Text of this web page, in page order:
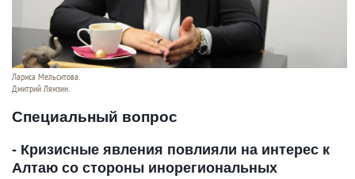
Лариса Мельситова.
Дмитрий Лямзин.
Специальный вопрос
- Кризисные явления повлияли на интерес к
Алтаю со стороны инорегиональных